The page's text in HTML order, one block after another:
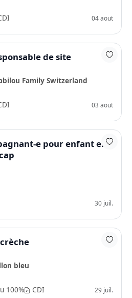
04 aout
de site
Family Switzerland
03 aout
e pour enfant en
30 juil.
bleu
100% CDI 29 juil.